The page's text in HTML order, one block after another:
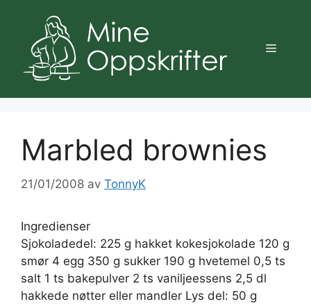
innhold
Meny
Marbled brownies
21/01/2008 av TonnyK
Ingredienser
Sjokoladedel: 225 g hakket kokesjokolade 120 g
smør 4 egg 350 g sukker 190 g hvetemel 0,5 ts
salt 1 ts bakepulver 2 ts vaniljeessens 2,5 dl
hakkede nøtter eller mandler Lys del: 50 g